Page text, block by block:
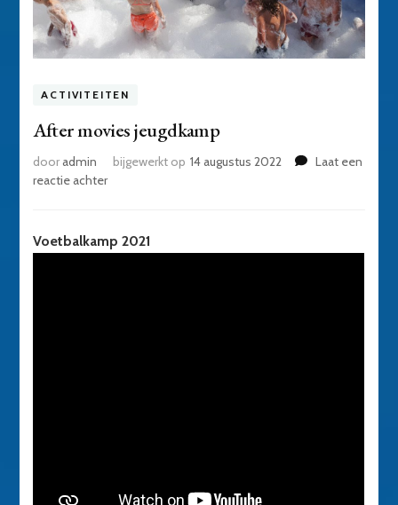
ACTIVITEITEN
After movies jeugdkamp
dooradmin bijgewerkt op 14 augustus 2022
Laat een
reactie achterop
jeugdkamp
Voetbalkamp 2021